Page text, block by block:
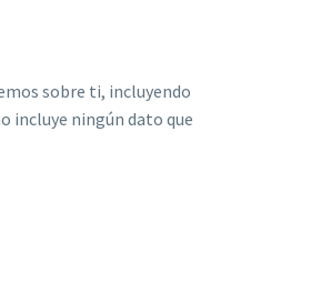
sobre ti, incluyendo
incluye ningún dato que